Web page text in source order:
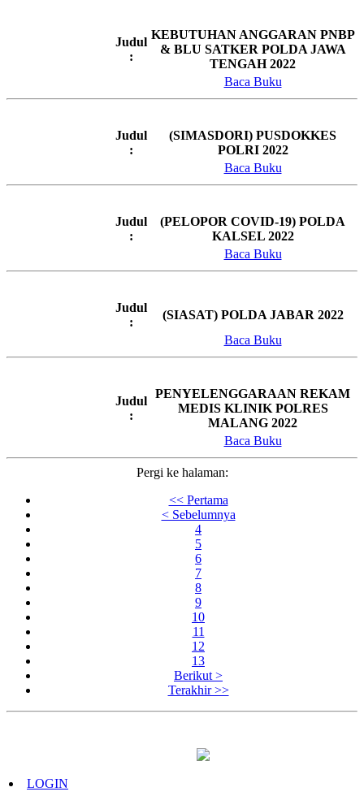
Judul
:
KEBUTUHAN ANGGARAN PNBP
& BLU SATKER POLDA JAWA
TENGAH 2022
Baca Buku
Judul
:
(SIMASDORI) PUSDOKKES
POLRI 2022
Baca Buku
Judul
:
(PELOPOR COVID-19) POLDA
KALSEL 2022
Baca Buku
Judul
:
(SIASAT) POLDA JABAR 2022
Baca Buku
Judul
:
PENYELENGGARAAN REKAM
MEDIS KLINIK POLRES
MALANG 2022
Baca Buku
Pergi ke halaman:
<< Pertama
< Sebelumnya
4
5
6
7
8
9
10
11
12
13
Berikut >
Terakhir >>
LOGIN